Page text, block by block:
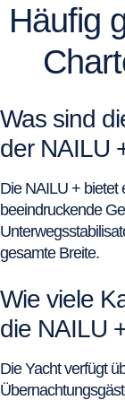
Häufig
Was sind
der NAILU
Die NAILU + bietet
beeindruckende
gesamte Breite.
Wie viele
die NAILU
Die Yacht verfügt